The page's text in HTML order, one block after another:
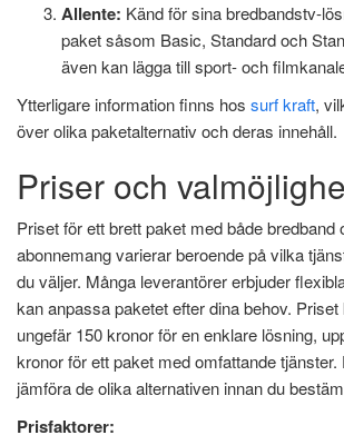
Allente: Känd för sina bredbandstv-
paket såsom Basic, Standard och
även kan lägga till sport- och
Ytterligare information finns hos surf kraft,
över olika paketalternativ och deras innehåll.
Priser och
Priset för ett brett paket med både bredband
abonnemang varierar beroende på vilka
du väljer. Många leverantörer erbjuder
kan anpassa paketet efter dina behov. Priset
ungefär 150 kronor för en enklare lösning,
kronor för ett paket med omfattande
jämföra de olika alternativen innan du
Prisfaktorer: